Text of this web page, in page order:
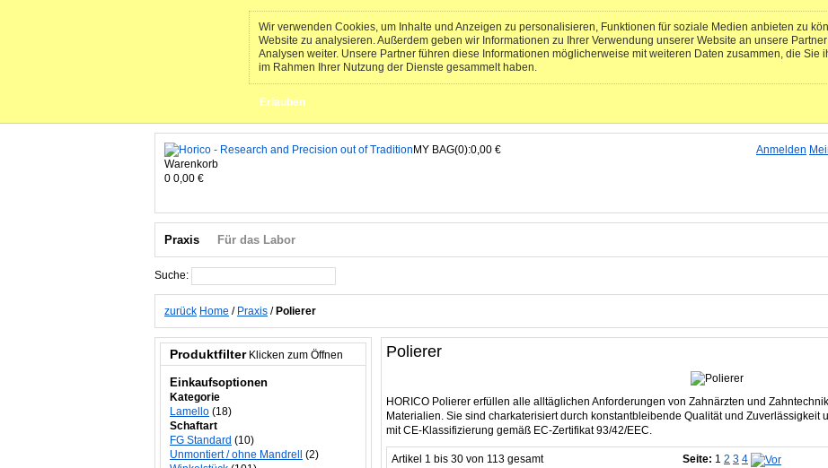
Wir verwenden Cookies, um Inhalte und Anzeigen zu personalisieren, Funktionen für soziale Medien anbieten zu
Website zu analysieren. Außerdem geben wir Informationen zu Ihrer Verwendung unserer Website an unsere
Analysen weiter. Unsere Partner führen diese Informationen möglicherweise mit weiteren Daten zusammen, die Sie
im Rahmen Ihrer Nutzung der Dienste gesammelt haben.
Erlauben
Anmelden
MY BAG(0):0,00 €
Warenkorb
0 0,00 €
Praxis Für das Labor
Suche:
zurück Home / Praxis / Polierer
Polierer
HORICO Polierer erfüllen alle alltäglichen Anforderungen von Zahnärzten und
Materialien. Sie sind charkaterisiert durch konstantbleibende Qualität und Zuverlässigkeit
mit CE-Klassifizierung gemäß EC-Zertifikat 93/42/EEC.
Artikel 1 bis 30 von 113 gesamt Seite: 1 2 3 4
Produktfilter Klicken zum Öffnen
Einkaufsoptionen
Kategorie
Lamello (18)
Schaftart
FG Standard (10)
Unmontiert / ohne Mandrell
(2)